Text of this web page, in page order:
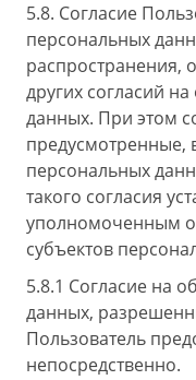
5.8. Согласие
персональных
распространения,
других согласий
данных. При этом
предусмотренные,
персональных
такого согласия
уполномоченным
субъектов
5.8.1 Согласие на
данных,
Пользователь
непосредственно.